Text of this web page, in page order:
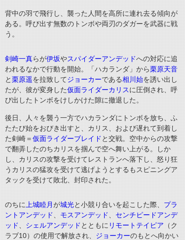
背中の羽で飛行し、襲った人間を高所に連れ去る傾向が
ある。呼び出す無数のトンボや両刃のダガーを武器に戦
う。
剣崎一真らが伊坂やスパイダーアンデッドへの対応に追
われるなかで行動を開始。「ハカランダ」から栗原天音
と栗原遥を拉致してジョーカーである相川始を誘い出し
たが、彼が変身した仮面ライダーカリスに圧倒され、呼
び出したトンボをけしかけた隙に撤退した。
後日、人々を襲う一方でハカランダにトンボを放ち、ふ
たたび始をおびき出すと、 カリス、および遅れて到着し
た剣崎＝仮面ライダーブレイド と交戦。空中からの攻撃
で翻弄したのちカリスを掴んで空へ舞い上がる。しか
し、カリスの攻撃を受けてレストランへ落下し、怒り狂
うカリスの猛攻を受けて逃げようとするもスピニングア
タックを受けて敗北、封印された。
のちに 上城睦月が城光と小競り合いを起こした際、 プラ
ントアンデッド
モスアンデッド
センチピードアンデ
ッド
シェルアンデッド とともに リモートテイピア （ク
ラブ10） の使用で解放され、 ジョーカーのもとへ向かい